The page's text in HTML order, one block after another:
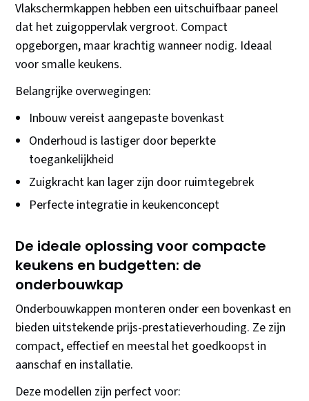
Vlakschermkappen hebben een uitschuifbaar paneel
dat het zuigoppervlak vergroot. Compact
opgeborgen, maar krachtig wanneer nodig. Ideaal
voor smalle keukens.
Belangrijke overwegingen:
Inbouw vereist aangepaste bovenkast
Onderhoud is lastiger door beperkte
toegankelijkheid
Zuigkracht kan lager zijn door ruimtegebrek
Perfecte integratie in keukenconcept
De ideale oplossing voor compacte
keukens en budgetten: de
onderbouwkap
Onderbouwkappen monteren onder een bovenkast en
bieden uitstekende prijs-prestatieverhouding. Ze zijn
compact, effectief en meestal het goedkoopst in
aanschaf en installatie.
Deze modellen zijn perfect voor: